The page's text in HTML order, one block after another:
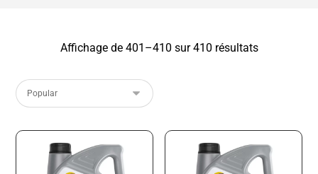
Affichage de 401–410 sur 410 résultats